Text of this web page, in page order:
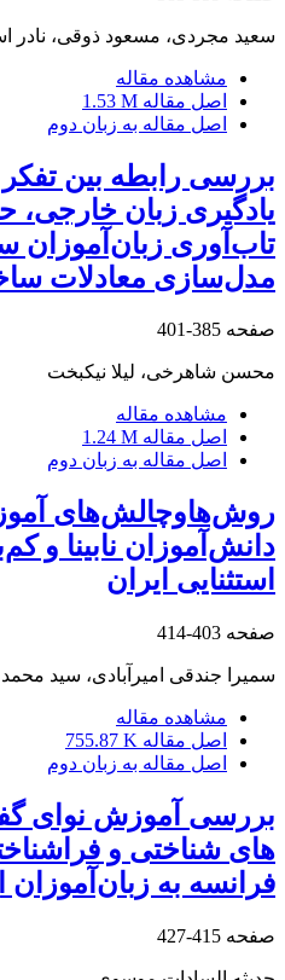
سعید مجردی، مسعود ذوقی، نادر
مشاهده مقاله
اصل مقاله 1.53 M
اصل مقاله به زبان دوم
بررسی رابطه بین تفکر
یادگیری زبان خارجی،
تاب‌آوری
مدل‌سازی معادلات
صفحه 385-401
محسن شاهرخی، لیلا نیکبخت
مشاهده مقاله
اصل مقاله 1.24 M
اصل مقاله به زبان دوم
روش‌هاوچالش‌های
دانش‌آموزان نابینا و
استثنایی ایران
صفحه 403-414
سمیرا جندقی امیرآبادی، سید
مشاهده مقاله
اصل مقاله 755.87 K
اصل مقاله به زبان دوم
بررسی آموزش نوای
های شناختی و
فرانسه به زبان‌آموزان
صفحه 415-427